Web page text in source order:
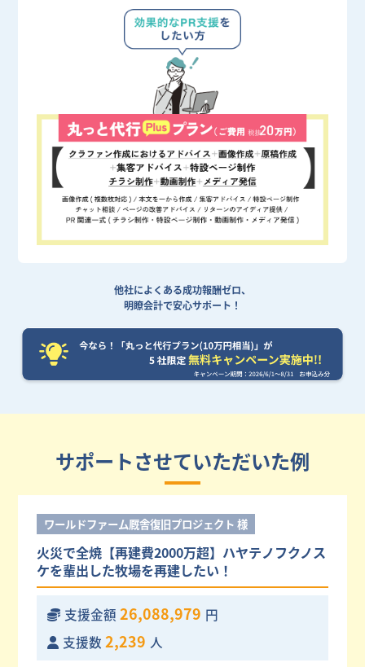
他社によくある成功報酬ゼロ、
明瞭会計で安心サポート！
サポートさせていただいた例
ワールドファーム厩舎復旧プロジェクト 様
火災で全焼【再建費2000万超】ハヤテノフクノス
ケを輩出した牧場を再建したい！
支援金額 26,088,979 円
支援数 2,239 人